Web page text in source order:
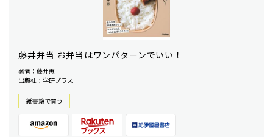
藤井弁当 お弁当はワンパターンでいい！
著者：藤井恵
出版社：学研プラス
紙書籍で買う